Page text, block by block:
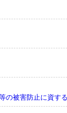
の被害防止に資す